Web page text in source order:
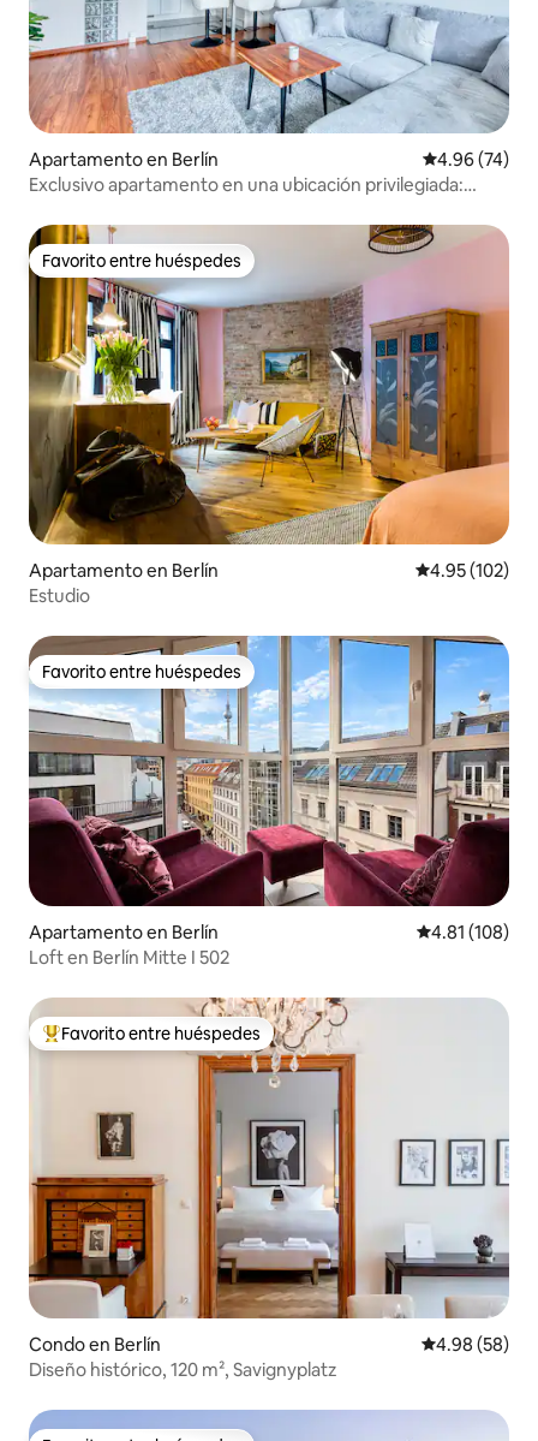
Apartamento en Berlín Calificación
4.96 (74)
Exclusivo apartamento en una ubicación privilegiada:
Favorito entre huéspedes
Favorito entre huéspedes
Apartamento en Berlín Calificación
4.95 (102)
Estudio
Favorito entre huéspedes
Favorito entre huéspedes
Apartamento en Berlín Calificación
4.81 (108)
Loft en Berlín Mitte I 502
Favorito entre huéspedes preferido
Favorito entre huéspedes
Condo en Berlín Calificación
4.98 (58)
Diseño histórico, 120 m², Savignyplatz